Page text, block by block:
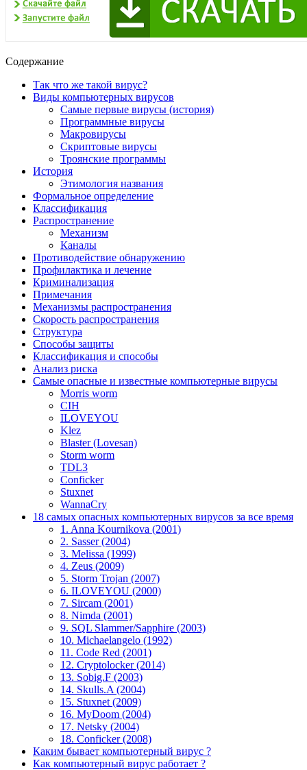
Содержание
Так что же такой вирус?
Виды компьютерных вирусов
Самые первые вирусы (история)
Программные вирусы
Макровирусы
Скриптовые вирусы
Троянские программы
История
Этимология названия
Формальное определение
Классификация
Распространение
Механизм
Каналы
Противодействие обнаружению
Профилактика и лечение
Криминализация
Примечания
Механизмы распространения
Скорость распространения
Структура
Способы защиты
Классификация и способы
Анализ риска
Самые опасные и известные компьютерные вирусы
Morris worm
CIH
ILOVEYOU
Klez
Blaster (Lovesan)
Storm worm
TDL3
Conficker
Stuxnet
WannaCry
18 самых опасных компьютерных вирусов за все время
1. Anna Kournikova (2001)
2. Sasser (2004)
3. Melissa (1999)
4. Zeus (2009)
5. Storm Trojan (2007)
6. ILOVEYOU (2000)
7. Sircam (2001)
8. Nimda (2001)
9. SQL Slammer/Sapphire (2003)
10. Michaelangelo (1992)
11. Code Red (2001)
12. Cryptolocker (2014)
13. Sobig.F (2003)
14. Skulls.A (2004)
15. Stuxnet (2009)
16. MyDoom (2004)
17. Netsky (2004)
18. Conficker (2008)
Каким бывает компьютерный вирус ?
Как компьютерный вирус работает ?